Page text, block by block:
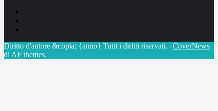
Diritto d'autore &copia; {anno} Tutti i diritti riservati. | CoverNews
di AF themes.